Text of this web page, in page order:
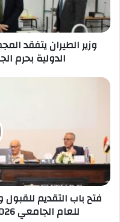
الالمانية
الدولية
بحرم
الجامعةوزير الطيران يتفقد
الدولية بحرم
فتح
والتسجيل
بالفصل
الدراسي
الثاني
للعام
الجامعي
2025/2026
فتح باب التقديم
للعام الجامعي 2025/2026 بالجامعات الخاصة